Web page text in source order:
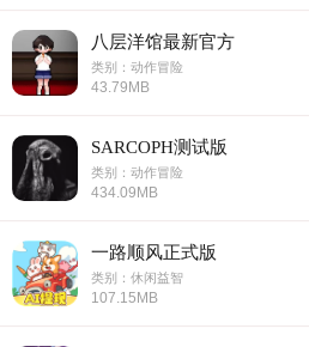
八层洋馆最新官方
类别：动作冒险
43.79MB
SARCOPH测试版
类别：动作冒险
434.09MB
一路顺风正式版
类别：休闲益智
107.15MB